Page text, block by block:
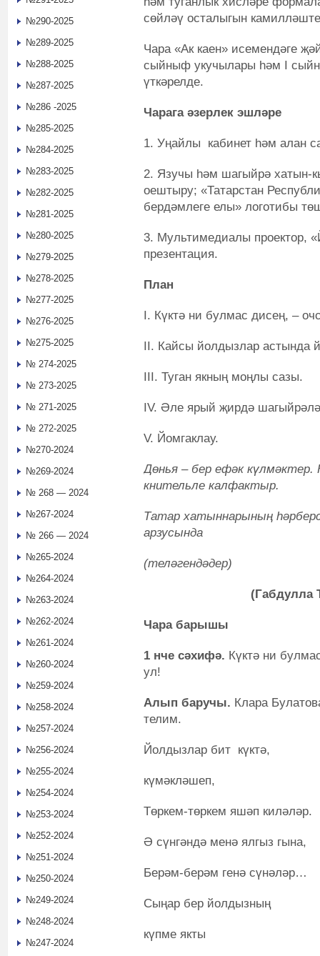
сөйләү осталыгын
Чара «Ак каен» исемендәге
сыйныф укучылары һәм I
үткәрелде.
Чарага әзерлек эшләре
1. Уңайлы кабинет һәм алан
2. Язучы һәм шагыйрә хатын-
оештыру; «Татарстан
бердәмлеге елы» логотибы
3. Мультимедиалы проектор,
презентация.
План
I. Күктә ни булмас дисең, –
II. Кайсы йолдызлар астында
III. Туган якның моңлы сазы.
IV. Әле ярый җирдә
V. Йомгаклау.
Дөнья – бер ефәк күлмәктер.
кнительле калфактыр.
Татар хатыннарының
арзусында
(теләгендәдер)
(Габдулла
Чара барышы
1 нче сәхифә. Күктә ни
ул!
Алып баручы. Клара
телим.
Йолдызлар бит күктә,
күмәкләшеп,
Төркем-төркем яшәп киләләр.
Ә сүнгәндә менә ялгыз гына,
Берәм-берәм генә сүнәләр…
Сыңар бер йолдызның
күпме якты
№290-2025
№289-2025
№288-2025
№287-2025
№286 -2025
№285-2025
№284-2025
№283-2025
№282-2025
№281-2025
№280-2025
№279-2025
№278-2025
№277-2025
№276-2025
№275-2025
№ 274-2025
№ 273-2025
№ 271-2025
№ 272-2025
№270-2024
№269-2024
№ 268 — 2024
№267-2024
№ 266 — 2024
№265-2024
№264-2024
№263-2024
№262-2024
№261-2024
№260-2024
№259-2024
№258-2024
№257-2024
№256-2024
№255-2024
№254-2024
№253-2024
№252-2024
№251-2024
№250-2024
№249-2024
№248-2024
№247-2024